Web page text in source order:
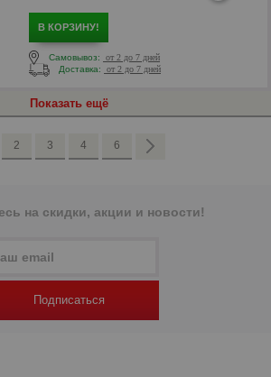
В КОРЗИНУ!
Самовывоз:
от 2 до 7 дней
Доставка:
от 2 до 7 дней
Показать ещё
2 3 4 6
на скидки, акции и новости!
Подписаться